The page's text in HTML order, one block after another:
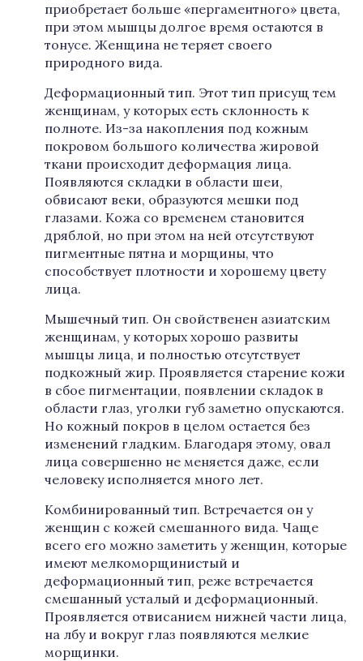
приобретает больше «пергаментного» цвета,
при этом мышцы долгое время остаются в
тонусе. Женщина не теряет своего
природного вида.
Деформационный тип. Этот тип присущ тем
женщинам, у которых есть склонность к
полноте. Из-за накопления под кожным
покровом большого количества жировой
ткани происходит деформация лица.
Появляются складки в области шеи,
обвисают веки, образуются мешки под
глазами. Кожа со временем становится
дряблой, но при этом на ней отсутствуют
пигментные пятна и морщины, что
способствует плотности и хорошему цвету
лица.
Мышечный тип. Он свойственен азиатским
женщинам, у которых хорошо развиты
мышцы лица, и полностью отсутствует
подкожный жир. Проявляется старение кожи
в сбое пигментации, появлении складок в
области глаз, уголки губ заметно опускаются.
Но кожный покров в целом остается без
изменений гладким. Благодаря этому, овал
лица совершенно не меняется даже, если
человеку исполняется много лет.
Комбинированный тип. Встречается он у
женщин с кожей смешанного вида. Чаще
всего его можно заметить у женщин, которые
имеют мелкоморщинистый и
деформационный тип, реже встречается
смешанный усталый и деформационный.
Проявляется отвисанием нижней части лица,
на лбу и вокруг глаз появляются мелкие
морщинки.